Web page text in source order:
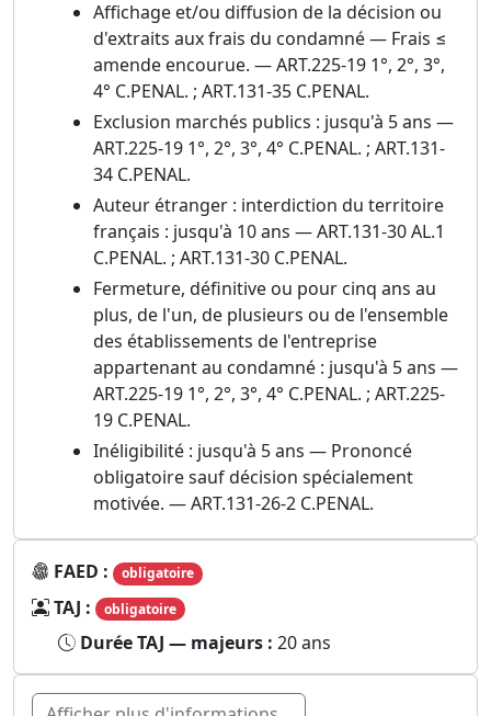
Affichage et/ou diffusion de la décision ou
d'extraits aux frais du condamné — Frais ≤
amende encourue. — ART.225-19 1°, 2°, 3°,
4° C.PENAL. ; ART.131-35 C.PENAL.
Exclusion marchés publics : jusqu'à 5 ans —
ART.225-19 1°, 2°, 3°, 4° C.PENAL. ; ART.131-
34 C.PENAL.
Auteur étranger : interdiction du territoire
français : jusqu'à 10 ans — ART.131-30 AL.1
C.PENAL. ; ART.131-30 C.PENAL.
Fermeture, définitive ou pour cinq ans au
plus, de l'un, de plusieurs ou de l'ensemble
des établissements de l'entreprise
appartenant au condamné : jusqu'à 5 ans —
ART.225-19 1°, 2°, 3°, 4° C.PENAL. ; ART.225-
19 C.PENAL.
Inéligibilité : jusqu'à 5 ans — Prononcé
obligatoire sauf décision spécialement
motivée. — ART.131-26-2 C.PENAL.
FAED : obligatoire
TAJ : obligatoire
Durée TAJ — majeurs : 20 ans